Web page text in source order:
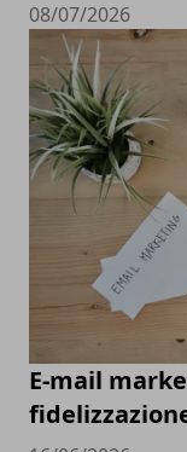
08/07/2026
E-mail